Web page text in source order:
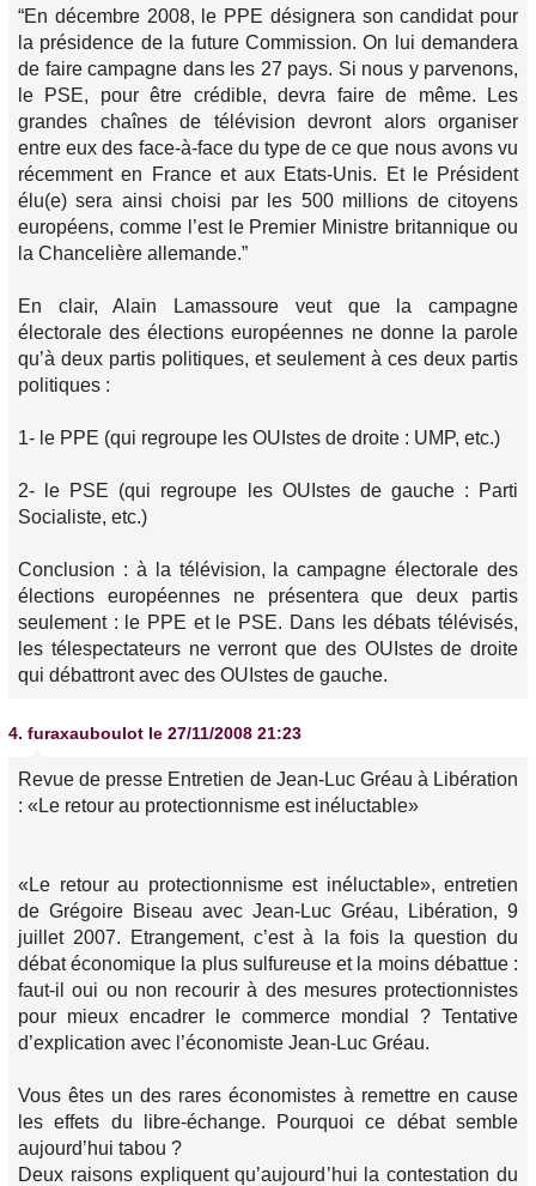
“En décembre 2008, le PPE désignera son candidat pour
la présidence de la future Commission. On lui demandera
de faire campagne dans les 27 pays. Si nous y parvenons,
le PSE, pour être crédible, devra faire de même. Les
grandes chaînes de télévision devront alors organiser
entre eux des face-à-face du type de ce que nous avons vu
récemment en France et aux Etats-Unis. Et le Président
élu(e) sera ainsi choisi par les 500 millions de citoyens
européens, comme l’est le Premier Ministre britannique ou
la Chancelière allemande.”
En clair, Alain Lamassoure veut que la campagne
électorale des élections européennes ne donne la parole
qu’à deux partis politiques, et seulement à ces deux partis
politiques :
1- le PPE (qui regroupe les OUIstes de droite : UMP, etc.)
2- le PSE (qui regroupe les OUIstes de gauche : Parti
Socialiste, etc.)
Conclusion : à la télévision, la campagne électorale des
élections européennes ne présentera que deux partis
seulement : le PPE et le PSE. Dans les débats télévisés,
les télespectateurs ne verront que des OUIstes de droite
qui débattront avec des OUIstes de gauche.
4. furaxauboulot le 27/11/2008 21:23
Revue de presse Entretien de Jean-Luc Gréau à Libération
: «Le retour au protectionnisme est inéluctable»
«Le retour au protectionnisme est inéluctable», entretien
de Grégoire Biseau avec Jean-Luc Gréau, Libération, 9
juillet 2007. Etrangement, c’est à la fois la question du
débat économique la plus sulfureuse et la moins débattue :
faut-il oui ou non recourir à des mesures protectionnistes
pour mieux encadrer le commerce mondial ? Tentative
d’explication avec l’économiste Jean-Luc Gréau.
Vous êtes un des rares économistes à remettre en cause
les effets du libre-échange. Pourquoi ce débat semble
aujourd’hui tabou ?
Deux raisons expliquent qu’aujourd’hui la contestation du